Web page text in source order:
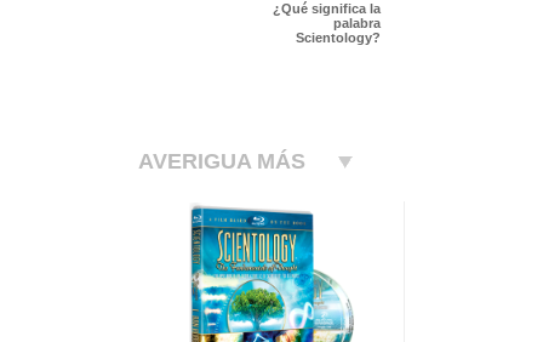
¿Qué significa la
palabra
Scientology?
AVERIGUA MÁS